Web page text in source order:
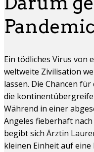
Ein tödliches Virus von
weltweite Zivilisation
lassen. Die Chancen
die
Während in einer
Angeles fieberhaft
begibt sich Ärztin
kleinen Einheit auf